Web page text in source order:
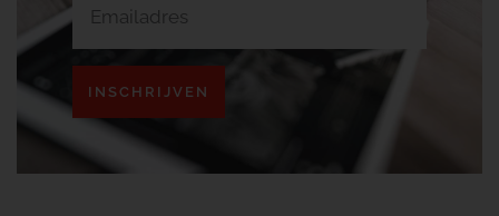
INSCHRIJVEN